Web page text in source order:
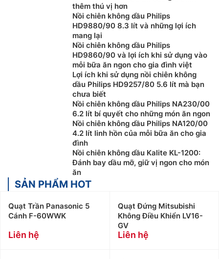
muốn hỗ trợ về thiết kế, tư vấn về kỹ thuật cũng
như cần kỹ thuật viên thi công lắp đặt tại công
trình vui lòng Liên Hệ: 0919876633
Khách hàng ở Khu vực Ninh Bình xin vui lòng liên
hệ: 0912339019
Khách hàng ở Khu vực Vĩnh Phúc xin vui lòng liên
hệ: 0982067318
Khách hàng ở Khu vực Bắc Giang xin vui lòng liên
hệ: 0983666996
thêm thú vị hơn
Nồi chiên không dầu Philips
HD9880/90 8.3 lít và những lợi ích
mang lại
Nồi chiên không dầu Philips
HD9860/90 và lợi ích khi sử dụng vào
mỗi bữa ăn ngon cho gia đình việt
Lợi ích khi sử dụng nồi chiên không
dầu Philips HD9257/80 5.6 lít mà bạn
chưa biết
Nồi chiên không dầu Philips NA230/00
6.2 lít bí quyết cho những món ăn ngon
Nồi chiên không dầu Philips NA120/00
4.2 lít linh hồn của mỗi bữa ăn cho gia
đình
Nồi chiên không dầu Kalite KL-1200:
Đánh bay dầu mỡ, giữ vị ngon cho món
ăn
SẢN PHẨM HOT
Quạt Trần Panasonic 5
Cánh F-60WWK
Liên hệ
Quạt Đứng Mitsubishi
Không Điều Khiển LV16-
GV
Liên hệ